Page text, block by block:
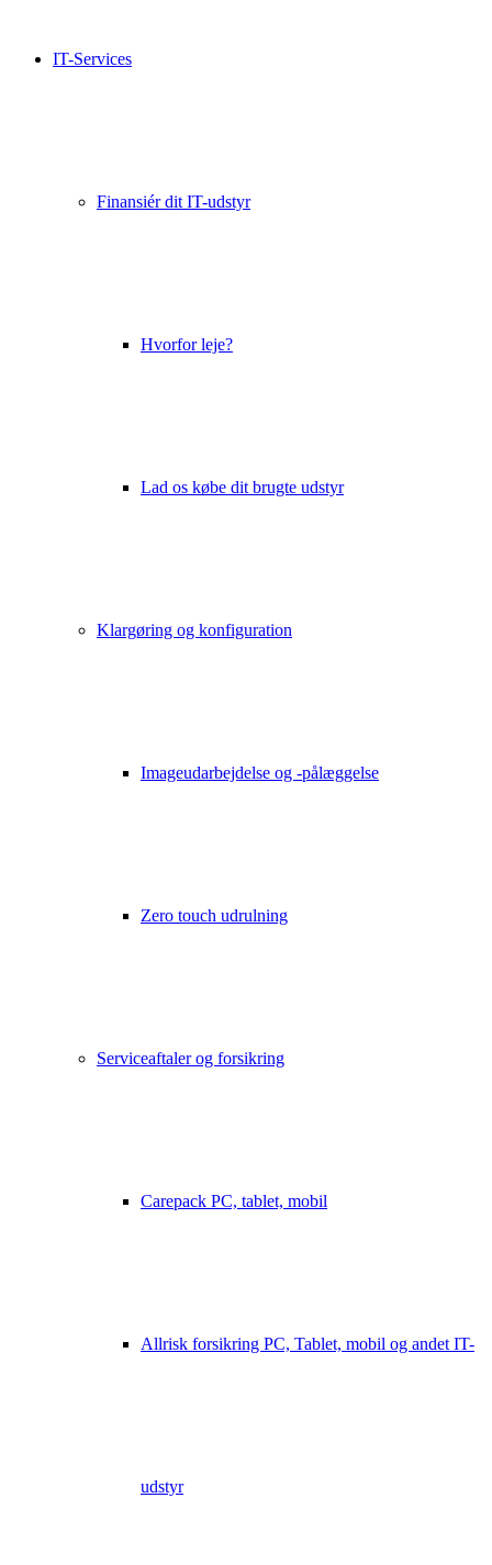
IT-Services
Finansiér dit IT-udstyr
Hvorfor leje?
Lad os købe dit brugte udstyr
Klargøring og konfiguration
Imageudarbejdelse og -pålæggelse
Zero touch udrulning
Serviceaftaler og forsikring
Carepack PC, tablet, mobil
Allrisk forsikring PC, Tablet, mobil og andet IT-
udstyr